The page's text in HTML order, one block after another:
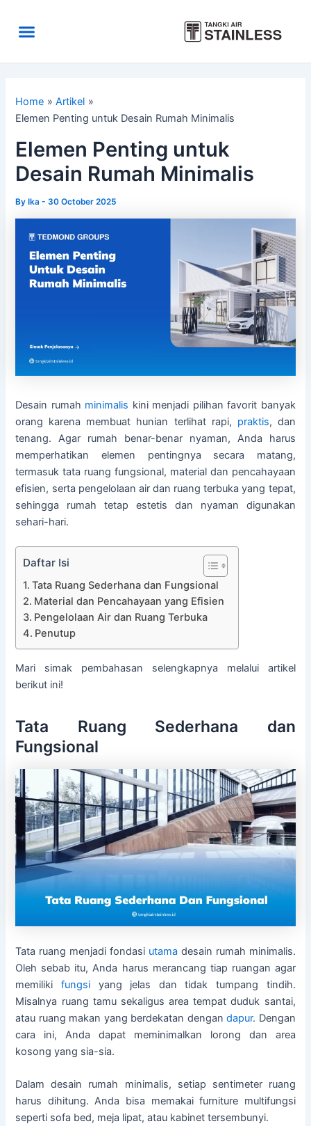
contentMenu
Home
Artikel
Elemen Penting untuk Desain Rumah Minimalis
Elemen Penting untuk
Desain Rumah Minimalis
ByIka-30 October 2025
Desain rumah minimalis kini menjadi pilihan favorit banyak
orang karena membuat hunian terlihat rapi, praktis, dan
tenang. Agar rumah benar-benar nyaman, Anda harus
memperhatikan elemen pentingnya secara matang,
termasuk tata ruang fungsional, material dan pencahayaan
efisien, serta pengelolaan air dan ruang terbuka yang tepat,
sehingga rumah tetap estetis dan nyaman digunakan
sehari-hari.
Daftar Isi
Tata Ruang Sederhana dan Fungsional
Material dan Pencahayaan yang Efisien
Pengelolaan Air dan Ruang Terbuka
Penutup
Mari simak pembahasan selengkapnya melalui artikel
berikut ini!
Tata Ruang Sederhana dan
Fungsional
Tata ruang menjadi fondasi utama desain rumah minimalis.
Oleh sebab itu, Anda harus merancang tiap ruangan agar
memilikifungsi yang jelas dan tidak tumpang tindih.
Misalnya ruang tamu sekaligus area tempat duduk santai,
atau ruang makan yang berdekatan dengandapur. Dengan
cara ini, Anda dapat meminimalkan lorong dan area
kosong yang sia-sia.
Dalam desain rumah minimalis, setiap sentimeter ruang
harus dihitung. Anda bisa memakai furniture multifungsi
seperti sofa bed, meja lipat, atau kabinet tersembunyi.